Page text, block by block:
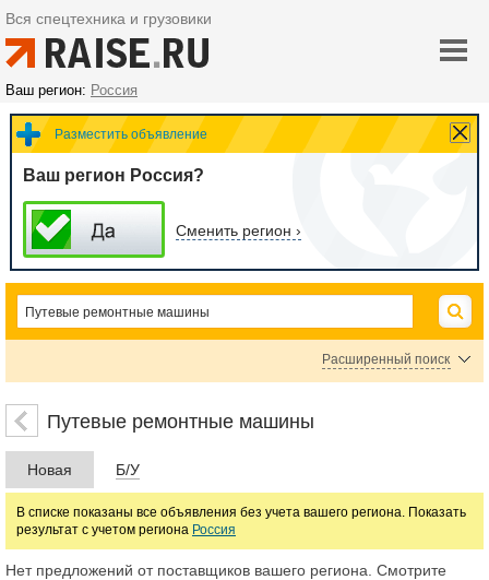
Вся спецтехника и грузовики
Ваш регион: Россия
Разместить объявление
Ваш регион Россия?
Сменить регион ›
Расширенный поиск
Цена
руб.
Марка
Путевые ремонтные машины
Новая Б/У
В списке показаны все объявления без учета вашего региона. Показать
результат с учетом региона Россия
Нет предложений от поставщиков вашего региона. Смотрите